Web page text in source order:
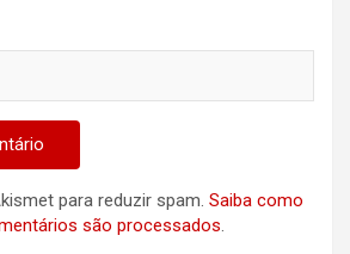
para reduzir spam. Saiba como
são processados.